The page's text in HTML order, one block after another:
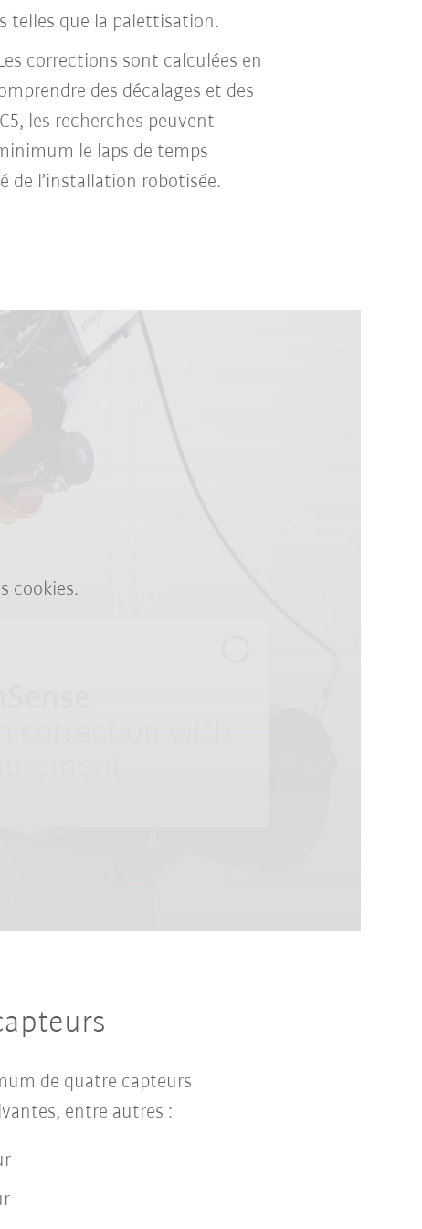
telles que la palettisation.
corrections sont calculées en
des décalages et des
les recherches peuvent
le laps de temps
de l’installation robotisée.
cookies.
de quatre capteurs
entre autres :